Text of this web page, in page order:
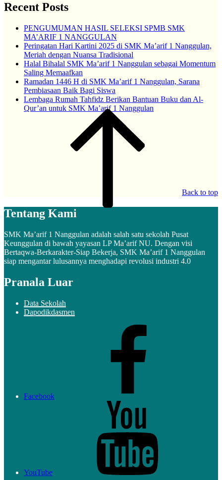
Recent Posts
PENGUMUMAN HASIL SELEKSI SPMB SMK
MA’ARIF 1 NANGGULAN
Peringatan Hari Kartini 2025 di SMK Ma’arif 1 Nanggulan,
Meriah dengan Nuansa Tradisional
Halal Bihalal SMK Ma’arif 1 Nanggulan sebagai Momentum
Saling Memaafkan
Ramadan 1446 H di SMK Ma’arif 1 Nanggulan, Sarana
Pembiasaan Baik Bagi Siswa
Lembaga Rumah Tahfidz Berikan Bantuan Buku dan Al-
Qur’an untuk SMK Ma’arif 1 Nanggulan
Back to top
Tentang Kami
SMK Ma’arif 1 Nanggulan adalah salah satu sekolah Pusat
Keunggulan di bawah yayasan LP Ma’arif NU. Dengan visi
Bertaqwa-Berkarakter-Siap Bekerja, SMK Ma’arif 1 Nanggulan
siap mengantar lulusannya menghadapi revolusi industri 4.0
Pranala Luar
Data Sekolah
Dapodikdasmen
Facebook
YouTube